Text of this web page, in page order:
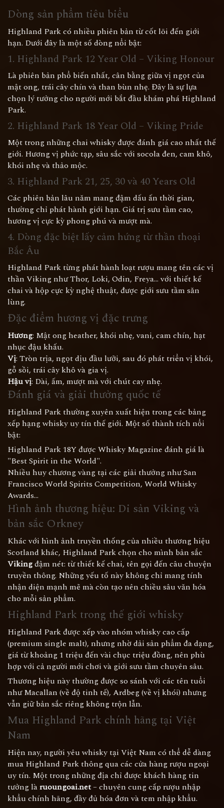
Dòng sản phẩm tiêu biểu
Highland Park có nhiều phiên bản từ cốt lõi đến giới
hạn. Dưới đây là một số dòng nổi bật:
1. Highland Park 12 Year Old – Viking Honour
Là phiên bản phổ biến nhất, cân bằng giữa vị ngọt của
mật ong, trái cây chín và than bùn nhẹ. Đây là sự lựa
chọn lý tưởng cho người mới bắt đầu khám phá Highland
Park.
2. Highland Park 18 Year Old – Viking Pride
Một trong những chai whisky được đánh giá cao nhất thế
giới. Hương vị phức tạp, sâu sắc với socola đen, cam khô,
khói nhẹ và thảo mộc.
3. Highland Park 21, 25, 30 và 40 Years Old
Các phiên bản lâu năm mang đậm dấu ấn thời gian,
thường chỉ phát hành giới hạn. Giá trị sưu tầm cao,
hương vị cực kỳ phong phú và mượt mà.
4. Dòng đặc biệt lấy cảm hứng từ thần thoại
Bắc Âu
Highland Park từng phát hành loạt rượu mang tên các vị
thần Viking như Thor, Loki, Odin, Freya... với thiết kế
chai và hộp cực kỳ nghệ thuật, được giới sưu tầm săn
lùng.
Đặc điểm hương vị đặc trưng
Hương: Mật ong heather, khói nhẹ, vani, cam chín, hạt
nhục đậu khấu.
Vị: Tròn trịa, ngọt dịu đầu lưỡi, sau đó phát triển vị khói,
gỗ sồi, trái cây khô và gia vị.
Hậu vị: Dài, ấm, mượt mà với chút cay nhẹ.
Đánh giá và giải thưởng quốc tế
Highland Park thường xuyên xuất hiện trong các bảng
xếp hạng whisky uy tín thế giới. Một số thành tích nổi
bật:
Highland Park 18Y được Whisky Magazine đánh giá là
"Best Spirit in the World".
Nhiều huy chương vàng tại các giải thưởng như San
Francisco World Spirits Competition, World Whisky
Awards...
Hình ảnh thương hiệu: Di sản Viking và
bản sắc Orkney
Khác với hình ảnh truyền thống của nhiều thương hiệu
Scotland khác, Highland Park chọn cho mình bản sắc
Vikingđậm nét: từ thiết kế chai, tên gọi đến câu chuyện
truyền thông. Những yếu tố này không chỉ mang tính
nhận diện mạnh mẽ mà còn tạo nên chiều sâu văn hóa
cho mỗi sản phẩm.
Highland Park trong thế giới whisky
Highland Park được xếp vào nhóm whisky cao cấp
(premium single malt), nhưng nhờ dải sản phẩm đa dạng,
giá từ khoảng 1 triệu đến vài chục triệu đồng, nên phù
hợp với cả người mới chơi và giới sưu tầm chuyên sâu.
Thương hiệu này thường được so sánh với các tên tuổi
như Macallan (về độ tinh tế), Ardbeg (về vị khói) nhưng
vẫn giữ bản sắc riêng không trộn lẫn.
Mua Highland Park chính hãng tại Việt
Nam
Hiện nay, người yêu whisky tại Việt Nam có thể dễ dàng
mua Highland Park thông qua các cửa hàng rượu ngoại
uy tín. Một trong những địa chỉ được khách hàng tin
tưởng làruoungoai.net– chuyên cung cấp rượu nhập
khẩu chính hãng, đầy đủ hóa đơn và tem nhập khẩu.